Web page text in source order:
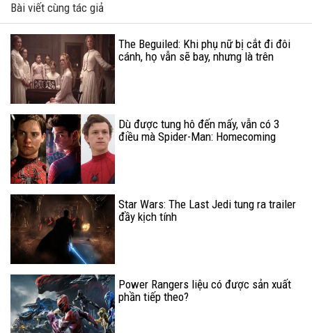
Bài viết cùng tác giả
The Beguiled: Khi phụ nữ bị cắt đi đôi
cánh, họ vẫn sẽ bay, nhưng là trên
Dù được tung hô đến mấy, vẫn có 3
điều mà Spider-Man: Homecoming
Star Wars: The Last Jedi tung ra trailer
đầy kịch tính
Power Rangers liệu có được sản xuất
phần tiếp theo?